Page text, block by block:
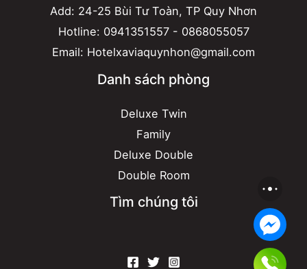
Add: 24-25 Bùi Tư Toàn, TP Quy Nhơn
Hotline: 0941351557- 0868055057
Email: Hotelxaviaquynhon@gmail.com
Danh sách phòng
Deluxe Twin
Family
Deluxe Double
Double Room
Tìm chúng tôi